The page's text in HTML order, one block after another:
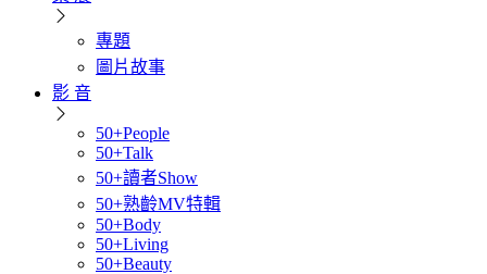
專題
圖片故事
影 音
50+People
50+Talk
50+讀者Show
50+熟齡MV特輯
50+Body
50+Living
50+Beauty